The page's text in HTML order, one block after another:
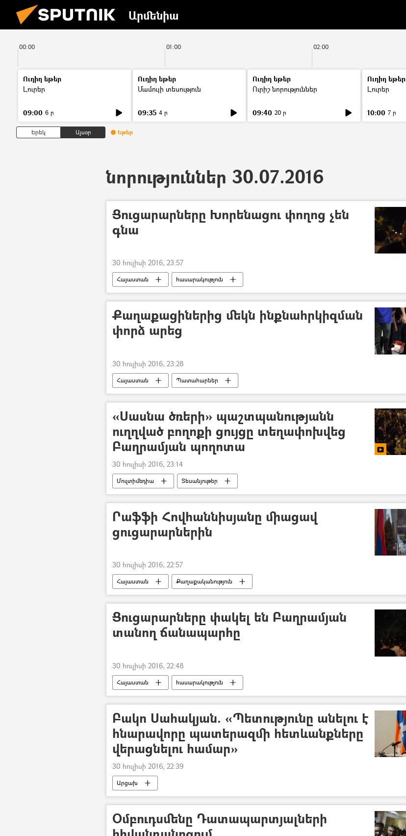
Արմենիա
00:00 01:00 02:00
Ուղիղ եթեր
Լուրեր
09:00 6 ր
Ուղիղ եթեր
Մամուլի տեսություն
09:35 4 ր
Ուղիղ եթեր
Ուրիշ նորություններ
09:40 20 ր
Ուղիղ եթեր
Լուրեր
10:00 7 ր
Երեկ Այսօր Եթեր
նորություններ 30.07.2016
Ցուցարարները Խորենացու փողոց չեն
գնա
30 հուլիսի 2016, 23:57
Հայաստան հասարակություն
Քաղաքացիներից մեկն ինքնահրկիզման
փորձ արեց
30 հուլիսի 2016, 23:28
Հայաստան Պատահարներ
«Սասնա ծռերի» պաշտպանությանն
ուղղված բողոքի ցույցը տեղափոխվեց
Բաղրամյան պողոտա
30 հուլիսի 2016, 23:14
Մուլտիմեդիա Տեսանյութեր
Րաֆֆի Հովհաննիսյանը միացավ
ցուցարարներին
30 հուլիսի 2016, 22:57
Հայաստան Քաղաքականություն
Ցուցարարները փակել են Բաղրամյան
տանող ճանապարհը
30 հուլիսի 2016, 22:48
Հայաստան հասարակություն
Բակո Սահակյան. «Պետությունը անելու է
հնարավորը պատերազմի հետևանքները
վերացնելու համար»
30 հուլիսի 2016, 22:39
Արցախ
Օմբուդսմենը Դատապարտյալների